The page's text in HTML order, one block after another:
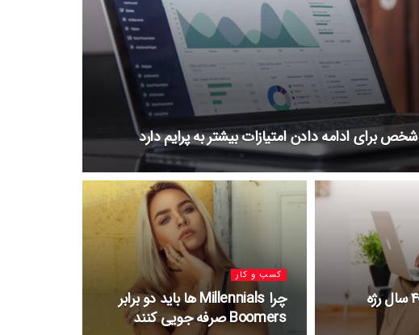
تیراندازی بیش از ۴۰ سال رژه
کسب و کار
چرا Millennials ها باید دو برابر
Boomers صرفه جویی کنند